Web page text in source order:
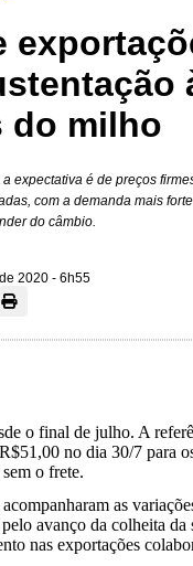
do milho
expectativa é de preços
com a demanda mais
do câmbio.
2020 - 6h55
o final de julho. A
no dia 30/7 para
o frete.
as
avanço da colheita da
nas exportações